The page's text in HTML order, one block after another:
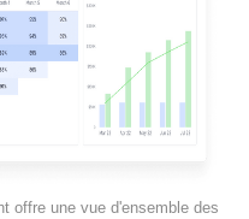
offre une vue d'ensemble des